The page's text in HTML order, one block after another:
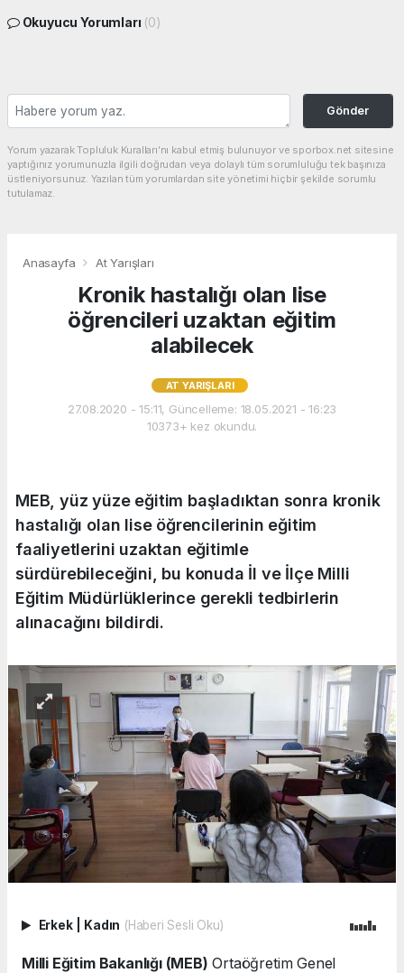
Okuyucu Yorumları (0)
Gönder
Yorum yazarak Topluluk Kuralları’nı kabul etmiş bulunuyor ve sporbox.net sitesine
yaptığınız yorumunuzla ilgili doğrudan veya dolaylı tüm sorumluluğu tek başınıza
üstleniyorsunuz. Yazılan tüm yorumlardan site yönetimi hiçbir şekilde sorumlu
tutulamaz.
Anasayfa At Yarışları
Kronik hastalığı olan lise
öğrencileri uzaktan eğitim
alabilecek
AT YARIŞLARI
27.08.2020 - 15:11, Güncelleme: 18.05.2021 - 16:23
10373+ kez okundu.
MEB, yüz yüze eğitim başladıktan sonra kronik
hastalığı olan lise öğrencilerinin eğitim
faaliyetlerini uzaktan eğitimle
sürdürebileceğini, bu konuda İl ve İlçe Milli
Eğitim Müdürlüklerince gerekli tedbirlerin
alınacağını bildirdi.
Erkek Kadın (Haberi Sesli Oku)
Milli Eğitim Bakanlığı (MEB) Ortaöğretim Genel